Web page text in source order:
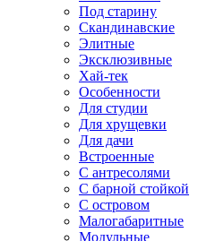
Под старину
Скандинавские
Элитные
Эксклюзивные
Хай-тек
Особенности
Для студии
Для хрущевки
Для дачи
Встроенные
С антресолями
С барной стойкой
С островом
Малогабаритные
Модульные